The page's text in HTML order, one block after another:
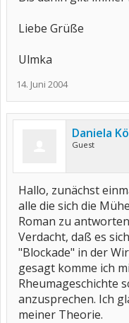
Liebe Grüße
Ulmka
14. Juni 2004
Daniela
Guest
Hallo, zunächst
alle die sich die
Roman zu
Verdacht, daß es
"Blockade" in der
gesagt komme ich
Rheumageschichte
anzusprechen. Ich
meiner Theorie.